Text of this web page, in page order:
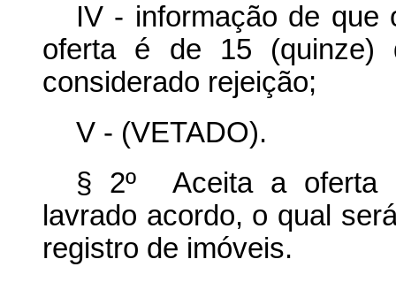
IV - informação de que
oferta é de 15
considerado rejeição;
V - (VETADO).
§ 2º Aceita a oferta
lavrado acordo, o qual
registro de imóveis.